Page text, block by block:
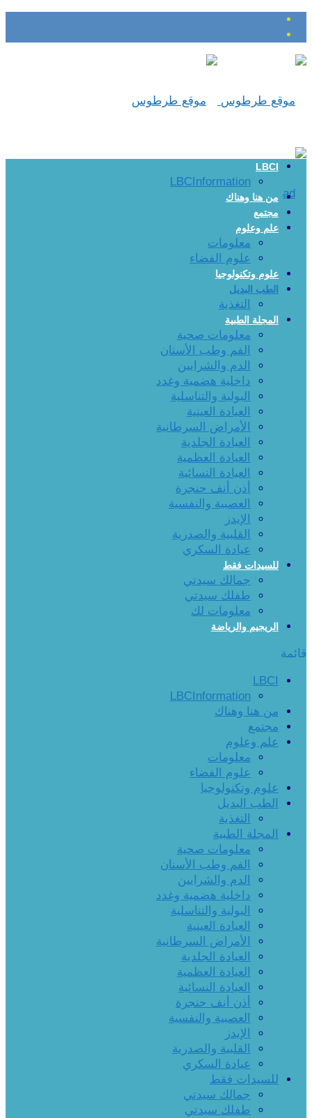
LBCI
LBCInformation
من هنا وهناك
مجتمع
علم وعلوم
معلومات
علوم الفضاء
علوم وتكنولوجيا
الطب البديل
التغذية
المجلة الطبية
معلومات صحية
الفم وطب الأسنان
الدم والشرايين
داخلية هضمية وغدد
البولية والتناسلية
العيادة العينية
الأمراض السرطانية
العيادة الجلدية
العيادة العظمية
العيادة النسائية
أذن أنف حنجرة
العصبية والنفسية
الإيدز
القلبية والصدرية
عيادة السكري
للسيدات فقط
جمالك سيدتي
طفلك سيدتي
معلومات لك
الريجيم والرياضة
قائمة
LBCI
LBCInformation
من هنا وهناك
مجتمع
علم وعلوم
معلومات
علوم الفضاء
علوم وتكنولوجيا
الطب البديل
التغذية
المجلة الطبية
معلومات صحية
الفم وطب الأسنان
الدم والشرايين
داخلية هضمية وغدد
البولية والتناسلية
العيادة العينية
الأمراض السرطانية
العيادة الجلدية
العيادة العظمية
العيادة النسائية
أذن أنف حنجرة
العصبية والنفسية
الإيدز
القلبية والصدرية
عيادة السكري
للسيدات فقط
جمالك سيدتي
طفلك سيدتي